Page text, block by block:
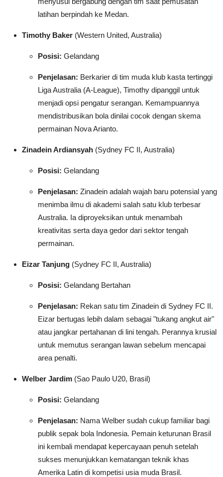
latihan berpindah ke Medan.
Timothy Baker (Western United, Australia)
Posisi: Gelandang
Penjelasan: Berkarier di tim muda klub kasta tertinggi
Liga Australia (A-League), Timothy dipanggil untuk
menjadi opsi pengatur serangan. Kemampuannya
mendistribusikan bola dinilai cocok dengan skema
permainan Nova Arianto.
Zinadein Ardiansyah (Sydney FC II, Australia)
Posisi: Gelandang
Penjelasan: Zinadein adalah wajah baru potensial yang
menimba ilmu di akademi salah satu klub terbesar
Australia. Ia diproyeksikan untuk menambah
kreativitas serta daya gedor dari sektor tengah
permainan.
Eizar Tanjung (Sydney FC II, Australia)
Posisi: Gelandang Bertahan
Penjelasan: Rekan satu tim Zinadein di Sydney FC II.
Eizar bertugas lebih dalam sebagai "tukang angkut air"
atau jangkar pertahanan di lini tengah. Perannya krusial
untuk memutus serangan lawan sebelum mencapai
area penalti.
Welber Jardim (Sao Paulo U20, Brasil)
Posisi: Gelandang
Penjelasan: Nama Welber sudah cukup familiar bagi
publik sepak bola Indonesia. Pemain keturunan Brasil
ini kembali mendapat kepercayaan penuh setelah
sukses menunjukkan kematangan teknik khas
Amerika Latin di kompetisi usia muda Brasil.